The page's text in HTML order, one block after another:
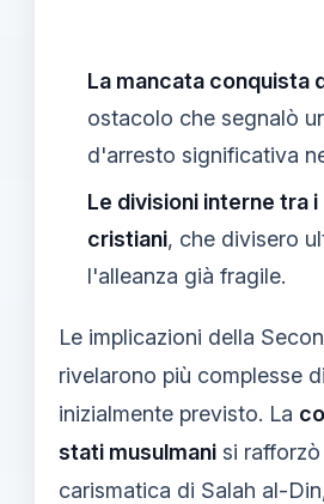
La mancata conquista
ostacolo che segnalò
d'arresto significativa
Le divisioni interne tra
cristiani, che divisero
l'alleanza già fragile.
Le implicazioni della
rivelarono più complesse
inizialmente previsto. La
stati musulmani si
carismatica di Salah al-